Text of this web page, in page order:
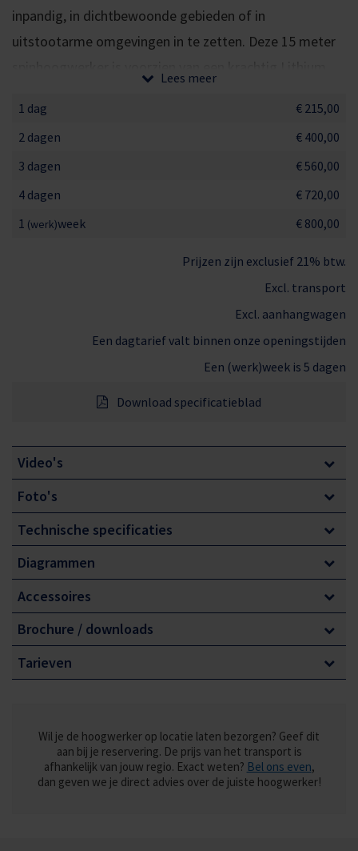
inpandig, in dichtbewoonde gebieden of in
uitstootarme omgevingen in te zetten. Deze 15 meter
binnen als buiten inzetbaar, de non-marking rupsbanden
laten op uw vloer geen sporen achter.
Compact met een groot bereik
De 15 meter Lithium hoogwerker heeft
met gedemonteerde werkbak). Toch heeft de machine
een werkhoogte van 15,4 meter en een reikwijdte van
6,6 meter uit het hart van de machine. Ruim voldoende
voor de meeste klussen.
De belangrijkste eigenschappen van de 15 meter
Emissievrij
Lange accuduur
Non-marking rupsen
Automatische afstempeling
Compacte opbouw
Lees meer
1 dag
€ 215,00
2 dagen
€ 400,00
3 dagen
€ 560,00
4 dagen
€ 720,00
1 (werk)week € 800,00
Prijzen zijn exclusief 21% btw.
Excl. transport
Excl. aanhangwagen
Een dagtarief valt binnen onze openingstijden
Een (werk)week is 5 dagen
Download specificatieblad
Video's
Foto's
Technische specificaties
Diagrammen
Accessoires
Brochure / downloads
Tarieven
Wil je de hoogwerker op locatie laten bezorgen? Geef dit
aan bij je reservering. De prijs van het transport is
afhankelijk van jouw regio. Exact weten? Bel ons even,
dan geven we je direct advies over de juiste hoogwerker!